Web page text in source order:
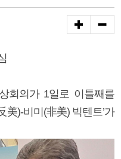
회의가 1일로 이틀째를
美)-비미(非美) 빅텐트’가